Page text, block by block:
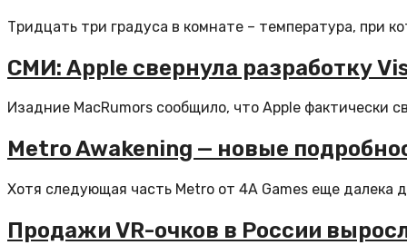
Тридцать три градуса в комнате – температура, при
СМИ: Apple свернула разработку
Изадние MacRumors сообщило, что Apple фактически
Metro Awakening — новые
Хотя следующая часть Metro от 4A Games еще далека
Продажи VR-очков в России